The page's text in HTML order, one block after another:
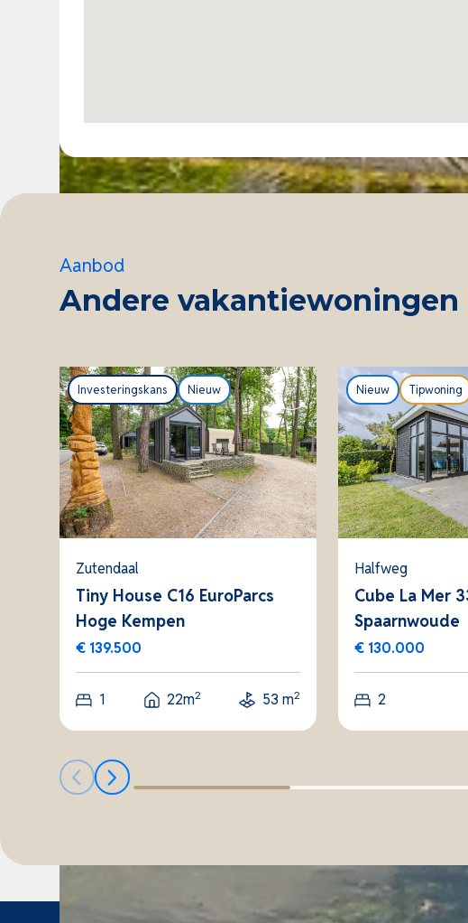
Aanbod
Andere vakantiewoningen
Investeringskans Nieuw
Zutendaal
Tiny House C16 EuroParcs
Hoge Kempen
€ 139.500
1 22m2 53 m2
Nieuw Tipwoning
Halfweg
Cube La Mer
Spaarnwoude
€ 130.000
2